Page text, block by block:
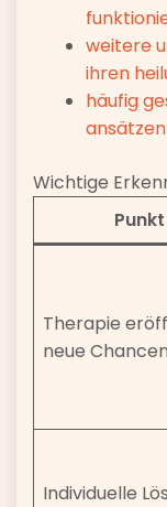
weitere
ihren
häufig
Wichtige
Punkt
Therapie
neue Chancen
Individuelle